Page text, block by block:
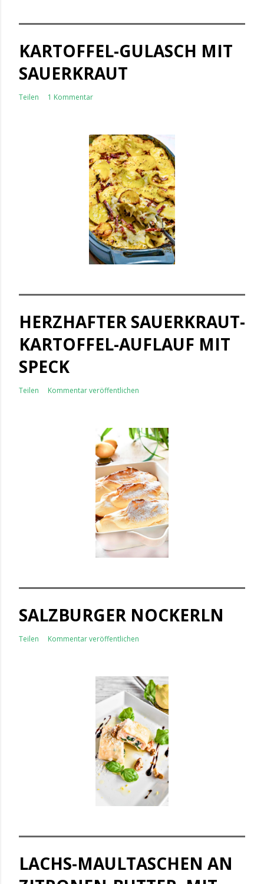
KARTOFFEL-GULASCH MIT
SAUERKRAUT
Teilen 1 Kommentar
HERZHAFTER SAUERKRAUT-
KARTOFFEL-AUFLAUF MIT
SPECK
Teilen Kommentar veröffentlichen
SALZBURGER NOCKERLN
Teilen Kommentar veröffentlichen
LACHS-MAULTASCHEN AN